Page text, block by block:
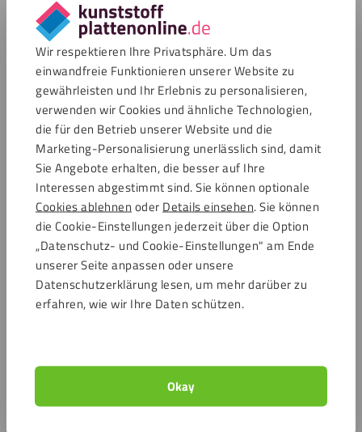
Wir respektieren Ihre Privatsphäre. Um das
einwandfreie Funktionieren unserer Website zu
gewährleisten und Ihr Erlebnis zu personalisieren,
verwenden wir Cookies und ähnliche Technologien,
die für den Betrieb unserer Website und die
Marketing-Personalisierung unerlässlich sind, damit
Sie Angebote erhalten, die besser auf Ihre
Interessen abgestimmt sind. Sie können optionale
Cookies ablehnen oder Details einsehen. Sie können
die Cookie-Einstellungen jederzeit über die Option
„Datenschutz- und Cookie-Einstellungen" am Ende
unserer Seite anpassen oder unsere
Datenschutzerklärung lesen, um mehr darüber zu
erfahren, wie wir Ihre Daten schützen.
Okay
Wie kann ich ein Muster bestellen?
Ich hätte gerne Beratung, kann ich hierfür Kontakt
aufnehmen?
Wann wird meine Bestellung geliefert?
Wie funktioniert die Bestellung von Plattenmaterial
nach Maß?
Haben Sie Fragen?
Rufen Sie uns an
+4920657083330
Öffnet Montag
von 7:00
Mailen Sie uns
info@kunststoffplattenonline.de